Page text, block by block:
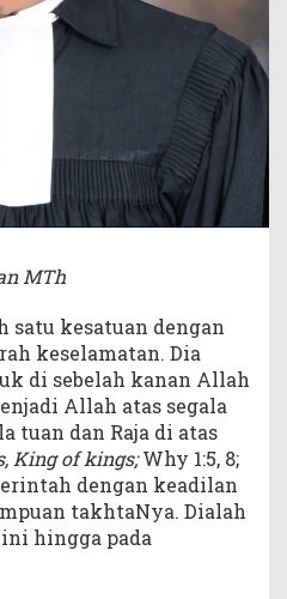
MTh
satu kesatuan dengan
keselamatan. Dia
di sebelah kanan Allah
Allah atas segala
tuan dan Raja di atas
King of kings;Why 1:5, 8;
dengan keadilan
takhtaNya. Dialah
hingga pada